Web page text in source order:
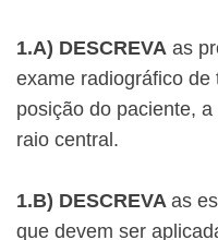
1.A) DESCREVA as
exame radiográfico de
posição do paciente,
raio central.
1.B) DESCREVA as
que devem ser